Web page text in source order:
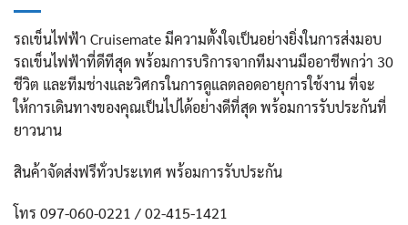
รถเข็นไฟฟ้า Cruisemate มีความตั้งใจเป็นอย่างยิ่งในการส่งมอบ
รถเข็นไฟฟ้าที่ดีทีสุด พร้อมการบริการจากทีมงานมืออาชีพกว่า 30
ชีวิต และทีมช่างและวิศกรในการดูแลตลอดอายุการใช้งาน ที่จะ
ให้การเดินทางของคุณเป็นไปได้อย่างดีที่สุด พร้อมการรับประกันที่
ยาวนาน
สินค้าจัดส่งฟรีทั่วประเทศ พร้อมการรับประกัน
โทร 097-060-0221 / 02-415-1421